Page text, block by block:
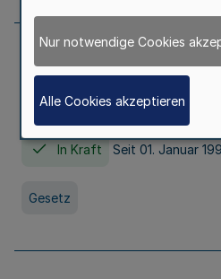
Erstes Gesetz zur
Kinder- und
KJHG -
In Kraft Seit 01. Januar
Gesetz
Nur notwendige Cookies
Alle Cookies akzeptieren